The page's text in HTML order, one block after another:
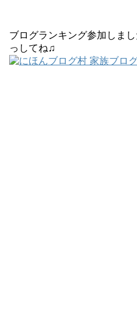
ブログランキング参加しま
っしてね♫